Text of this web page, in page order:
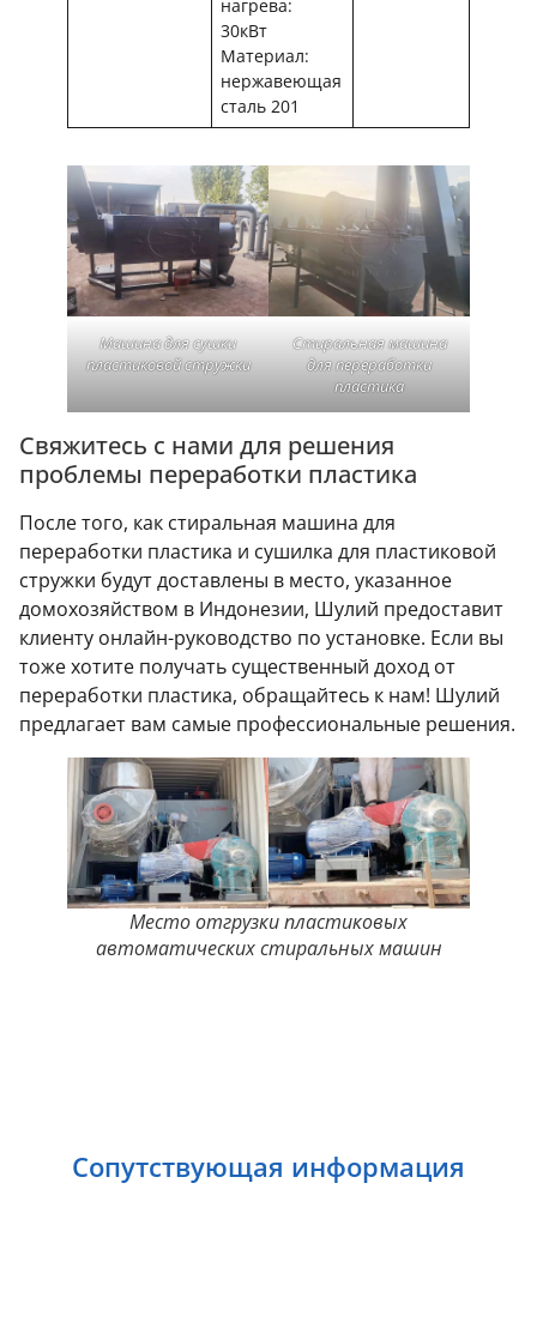
нагрева:
30кВт
Материал:
нержавеющая
сталь 201
Машина для сушки
пластиковой стружки
Стиральная машина
для переработки
пластика
Свяжитесь с нами для решения
проблемы переработки пластика
После того, как стиральная машина для
переработки пластика и сушилка для пластиковой
стружки будут доставлены в место, указанное
домохозяйством в Индонезии, Шулий предоставит
клиенту онлайн-руководство по установке. Если вы
тоже хотите получать существенный доход от
переработки пластика, обращайтесь к нам! Шулий
предлагает вам самые профессиональные решения.
Место отгрузки пластиковых
автоматических стиральных машин
Сопутствующая информация